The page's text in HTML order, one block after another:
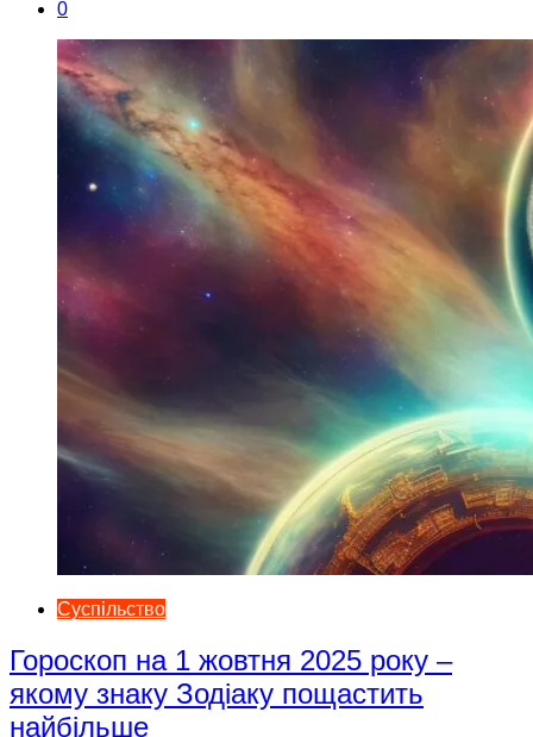
0
Суспільство
Гороскоп на 1 жовтня 2025 року –
якому знаку Зодіаку пощастить
найбільше